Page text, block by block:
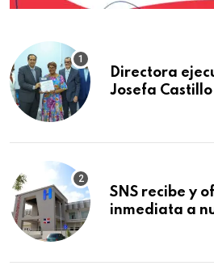
Directora
Josefa
SNS recibe y
inmediata a
Macorís